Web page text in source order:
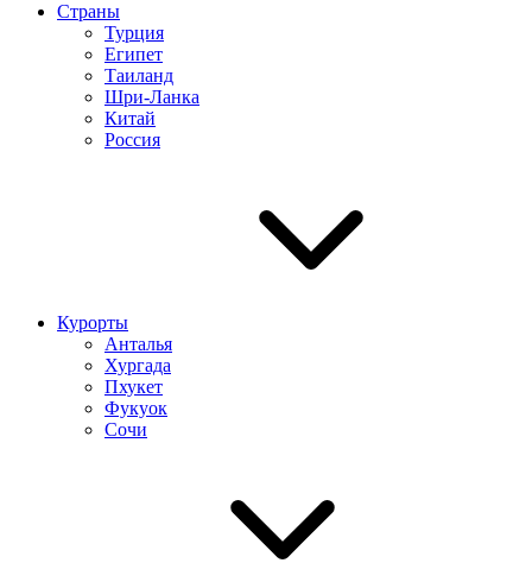
Страны
Турция
Египет
Таиланд
Шри-Ланка
Китай
Россия
Курорты
Анталья
Хургада
Пхукет
Фукуок
Сочи